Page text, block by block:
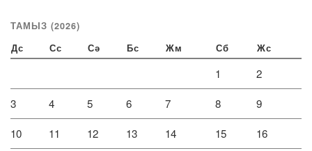
ТАМЫЗ (2026)
Дс Сс Сә Бс Жм Сб Жс
1 2
3 4 5 6 7 8 9
10 11 12 13 14 15 16